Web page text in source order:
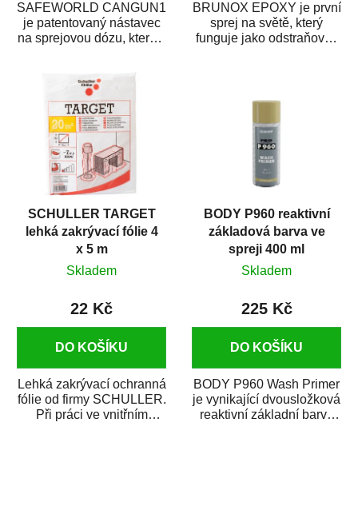
SAFEWORLD CANGUN1
je patentovaný nástavec
na sprejovou dózu, který ji
BRUNOX EPOXY je první
sprej na světě, který
funguje jako odstraňovač
SCHULLER TARGET
lehká zakrývací fólie 4
x 5 m
Skladem
22 Kč
DO KOŠÍKU
Lehká zakrývací ochranná
fólie od firmy SCHULLER.
Při práci ve vnitřním
BODY P960 reaktivní
základová barva ve
spreji 400 ml
Skladem
225 Kč
DO KOŠÍKU
BODY P960 Wash Primer
je vynikající dvousložková
reaktivní základní barva